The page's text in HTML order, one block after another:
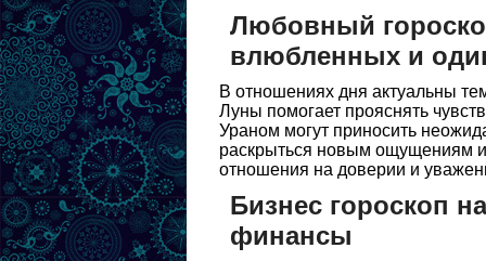
Любовный
влюбленных и
В отношениях дня актуальны
Луны помогает прояснять
Ураном могут приносить
раскрыться новым ощущениям и
отношения на доверии и
Бизнес гороскоп
финансы